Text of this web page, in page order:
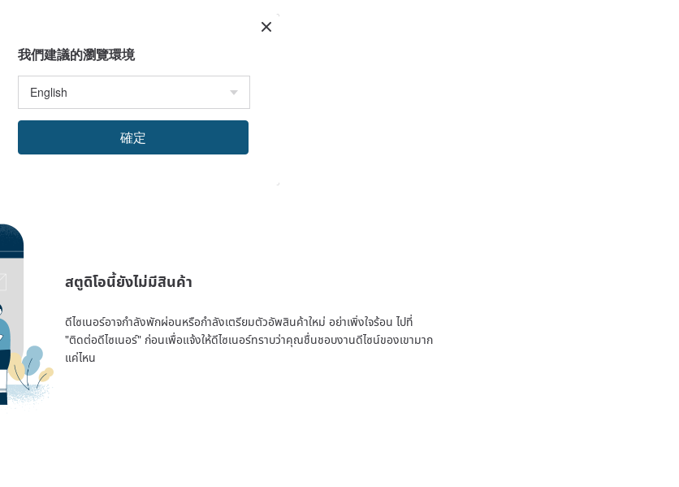
สตูดิโอนี้ยังไม่มีสินค้า
ดีไซเนอร์อาจกำลังพักผ่อนหรือกำลังเตรียมตัวอัพสินค้าใหม่ อย่าเพิ่งใจร้อน ไปที่
"ติดต่อดีไซเนอร์" ก่อนเพื่อแจ้งให้ดีไซเนอร์ทราบว่าคุณชื่นชอบงานดีไซน์ของเขามาก
แค่ไหน
我們建議的瀏覽環境
確定